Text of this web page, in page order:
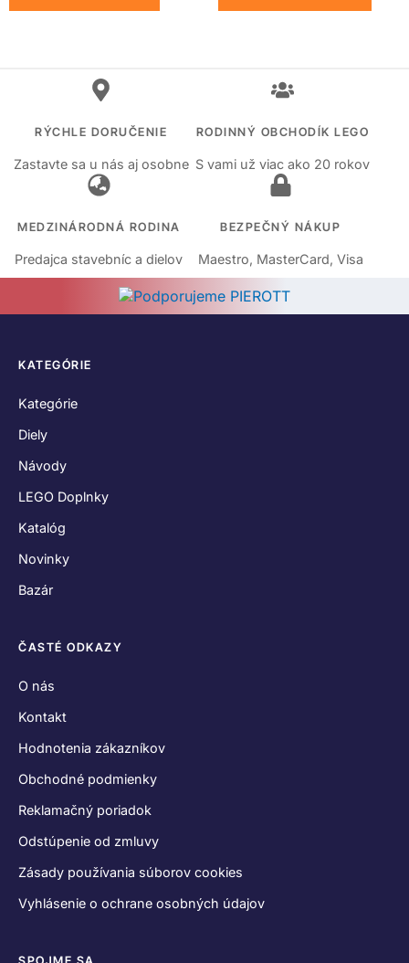
RÝCHLE DORUČENIE
Zastavte sa u nás aj osobne
RODINNÝ OBCHODÍK LEGO
S vami už viac ako 20 rokov
MEDZINÁRODNÁ RODINA
Predajca stavebníc a dielov
BEZPEČNÝ NÁKUP
Maestro, MasterCard, Visa
KATEGÓRIE
Kategórie
Diely
Návody
LEGO Doplnky
Katalóg
Novinky
Bazár
ČASTÉ ODKAZY
O nás
Kontakt
Hodnotenia zákazníkov
Obchodné podmienky
Reklamačný poriadok
Odstúpenie od zmluvy
Zásady používania súborov cookies
Vyhlásenie o ochrane osobných údajov